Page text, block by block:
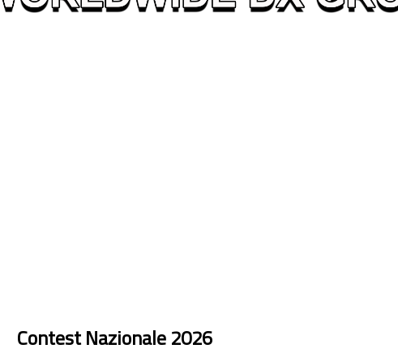
Contest Nazionale 2026